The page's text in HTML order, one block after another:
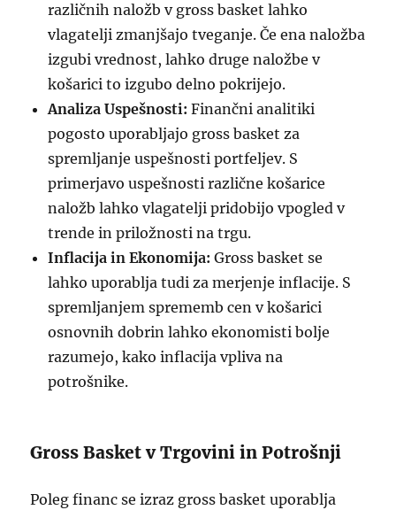
različnih naložb v gross basket lahko
vlagatelji zmanjšajo tveganje. Če ena naložba
izgubi vrednost, lahko druge naložbe v
košarici to izgubo delno pokrijejo.
Analiza Uspešnosti: Finančni analitiki
pogosto uporabljajo gross basket za
spremljanje uspešnosti portfeljev. S
primerjavo uspešnosti različne košarice
naložb lahko vlagatelji pridobijo vpogled v
trende in priložnosti na trgu.
Inflacija in Ekonomija: Gross basket se
lahko uporablja tudi za merjenje inflacije. S
spremljanjem sprememb cen v košarici
osnovnih dobrin lahko ekonomisti bolje
razumejo, kako inflacija vpliva na
potrošnike.
Gross Basket v Trgovini in Potrošnji
Poleg financ se izraz gross basket uporablja